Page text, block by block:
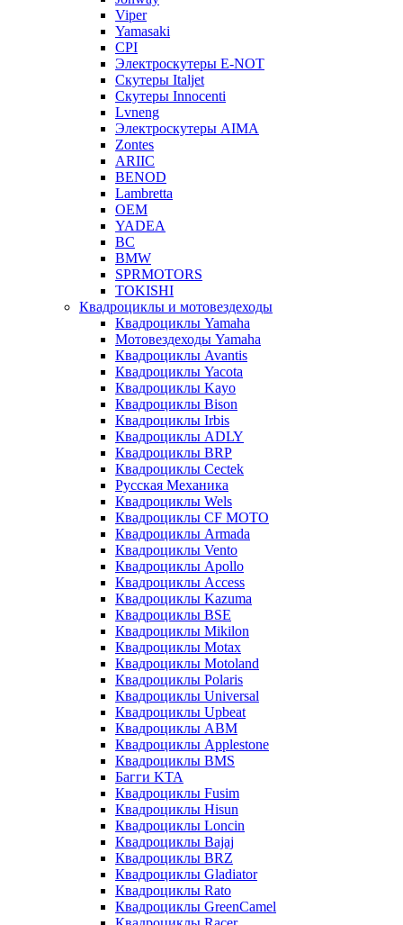
Viper
Yamasaki
CPI
Электроскутеры E-NOT
Скутеры Italjet
Скутеры Innocenti
Lvneng
Электроскутеры AIMA
Zontes
ARIIC
BENOD
Lambretta
OEM
YADEA
BC
BMW
SPRMOTORS
TOKISHI
Квадроциклы и мотовездеходы
Квадроциклы Yamaha
Мотовездеходы Yamaha
Квадроциклы Avantis
Квадроциклы Yacota
Квадроциклы Kayo
Квадроциклы Bison
Квадроциклы Irbis
Квадроциклы ADLY
Квадроциклы BRP
Квадроциклы Cectek
Русская Механика
Квадроциклы Wels
Квадроциклы CF MOTO
Квадроциклы Armada
Квадроциклы Vento
Квадроциклы Apollo
Квадроциклы Access
Квадроциклы Kazuma
Квадроциклы BSE
Квадроциклы Mikilon
Квадроциклы Motax
Квадроциклы Motoland
Квадроциклы Polaris
Квадроциклы Universal
Квадроциклы Upbeat
Квадроциклы ABM
Квадроциклы Applestone
Квадроциклы BMS
Багги KTA
Квадроциклы Fusim
Квадроциклы Hisun
Квадроциклы Loncin
Квадроциклы Bajaj
Квадроциклы BRZ
Квадроциклы Gladiator
Квадроциклы Rato
Квадроциклы GreenCamel